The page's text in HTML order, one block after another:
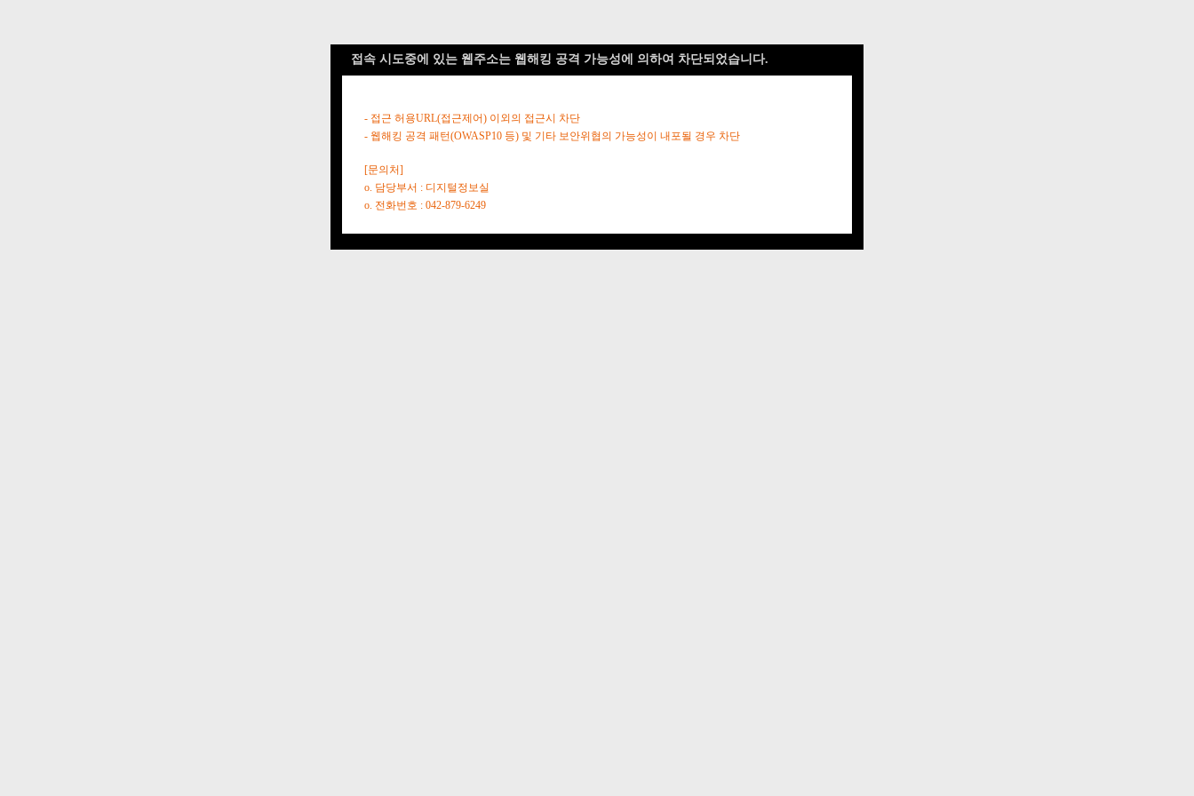
접속 시도중에 있는 웹주소는 웹해킹 공격 가능성에 의하여 차단되었습니다.
- 접근 허용URL(접근제어) 이외의 접근시 차단
- 웹해킹 공격 패턴(OWASP10 등) 및 기타 보안위협의 가능성이 내포될 경우 차단
[문의처]
o. 담당부서 : 디지털정보실
o. 전화번호 : 042-879-6249